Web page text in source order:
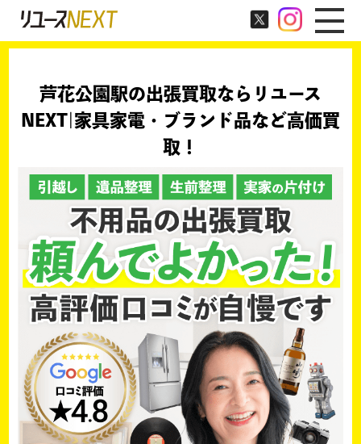
芦花公園駅の出張買取ならリユース
NEXT|家具家電・ブランド品など高価買
取！